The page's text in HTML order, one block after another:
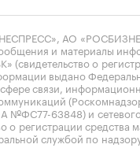
АО
и материалы
(свидетельство о
выдано
связи,
№ФС77-63848) и
о регистрации
службой по